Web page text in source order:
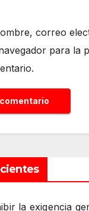
correo
para la
la exigencia